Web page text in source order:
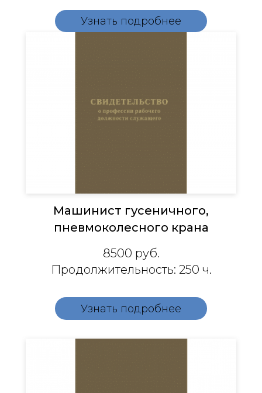
Узнать подробнее
Машинист гусеничного,
пневмоколесного крана
8500 руб.
Продолжительность: 250 ч.
Узнать подробнее